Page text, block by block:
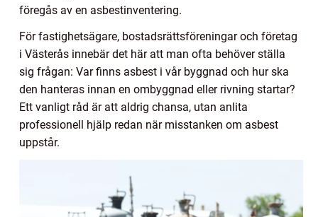
föregås av en asbestinventering.
För fastighetsägare, bostadsrättsföreningar och företag
i Västerås innebär det här att man ofta behöver ställa
sig frågan: Var finns asbest i vår byggnad och hur ska
den hanteras innan en ombyggnad eller rivning startar?
Ett vanligt råd är att aldrig chansa, utan anlita
professionell hjälp redan när misstanken om asbest
uppstår.